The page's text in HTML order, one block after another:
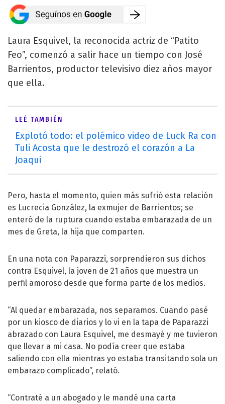
Laura Esquivel, la reconocida actriz de “Patito
Feo”, comenzó a salir hace un tiempo con José
Barrientos, productor televisivo diez años mayor
que ella.
LEÉ TAMBIÉN
Explotó todo: el polémico video de Luck Ra con
Tuli Acosta que le destrozó el corazón a La
Joaqui
Pero, hasta el momento, quien más sufrió esta relación
es Lucrecia González, la exmujer de Barrientos; se
enteró de la ruptura cuando estaba embarazada de un
mes de Greta, la hija que comparten.
En una nota con Paparazzi, sorprendieron sus dichos
contra Esquivel, la joven de 21 años que muestra un
perfil amoroso desde que forma parte de los medios.
“Al quedar embarazada, nos separamos. Cuando pasé
por un kiosco de diarios y lo vi en la tapa de Paparazzi
abrazado con Laura Esquivel, me desmayé y me tuvieron
que llevar a mi casa. No podía creer que estaba
saliendo con ella mientras yo estaba transitando sola un
embarazo complicado”, relató.
“Contraté a un abogado y le mandé una carta